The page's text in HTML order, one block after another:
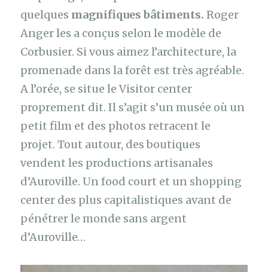
quelques magnifiques bâtiments. Roger
Anger les a conçus selon le modèle de
Corbusier. Si vous aimez l’architecture, la
promenade dans la forêt est très agréable.
A l’orée, se situe le Visitor center
proprement dit. Il s’agit s’un musée où un
petit film et des photos retracent le
projet. Tout autour, des boutiques
vendent les productions artisanales
d’Auroville. Un food court et un shopping
center des plus capitalistiques avant de
pénétrer le monde sans argent
d’Auroville…